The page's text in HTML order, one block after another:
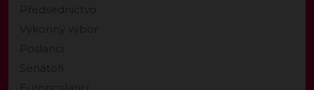
Předsednictvo
Výkonný výbor
Poslanci
Senátoři